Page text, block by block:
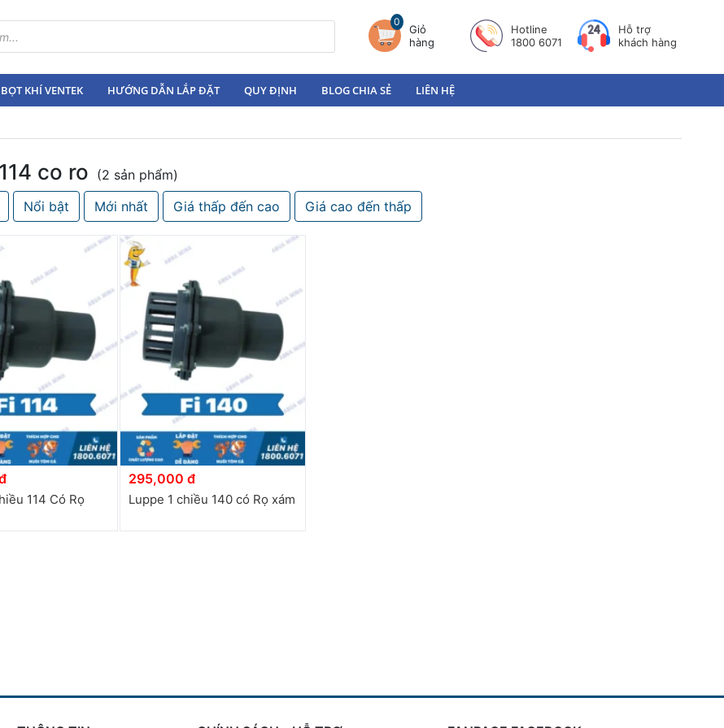
0
Giỏ
hàng
Hotline
1800 6071
Hỗ trợ
khách hàng
KHÍ VENTEK HƯỚNG DẪN LẮP ĐẶT QUY ĐỊNH BLOG CHIA SẺ LIÊN HỆ
co ro
(2 sản phẩm)
Nổi bật Mới nhất Giá thấp đến cao Giá cao đến thấp
114 Có Rọ
295,000 đ
Luppe 1 chiều 140 có Rọ xám